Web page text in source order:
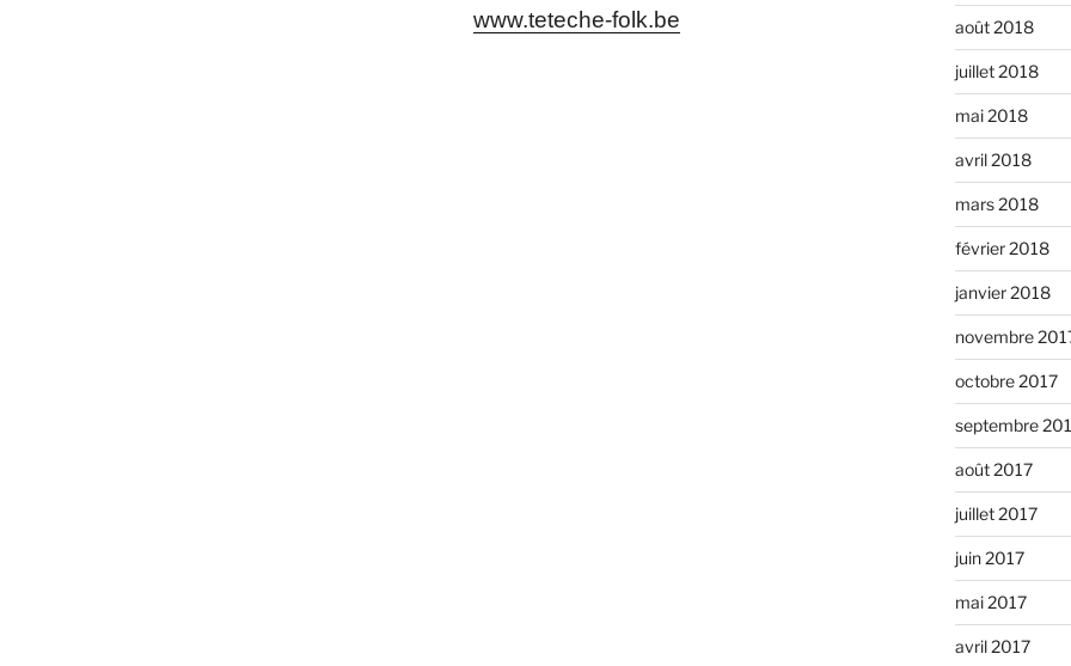
www.teteche-folk.be
août 2018
juillet 2018
mai 2018
avril 2018
mars 2018
février 2018
janvier 2018
novembre
octobre 2017
septembre
août 2017
juillet 2017
juin 2017
mai 2017
avril 2017